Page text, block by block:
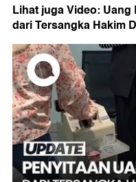
Lihat juga Video:
dari Tersangka Hakim